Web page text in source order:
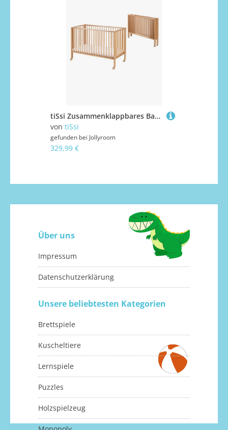
tiSsi Zusammenklappbares Babybett mit Matratze, Beige
von tiSsi
gefunden bei Jollyroom
329,99 €
Über uns
Impressum
Datenschutzerklärung
Unsere beliebtesten Kategorien
Brettspiele
Kuscheltiere
Lernspiele
Puzzles
Holzspielzeug